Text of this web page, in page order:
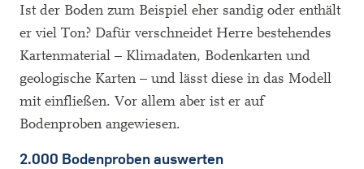
Ist der Boden zum Beispiel eher sandig oder enthält
er viel Ton? Dafür verschneidet Herre bestehendes
Kartenmaterial – Klimadaten, Bodenkarten und
geologische Karten – und lässt diese in das Modell
mit einfließen. Vor allem aber ist er auf
Bodenproben angewiesen.
2.000 Bodenproben auswerten